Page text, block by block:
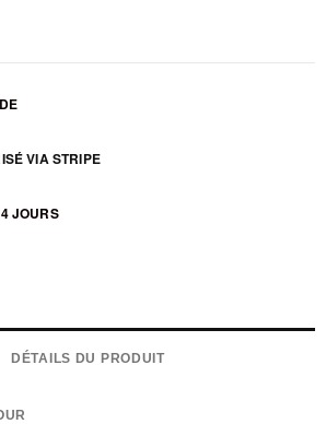
VIA STRIPE
JOURS
DÉTAILS DU PRODUIT